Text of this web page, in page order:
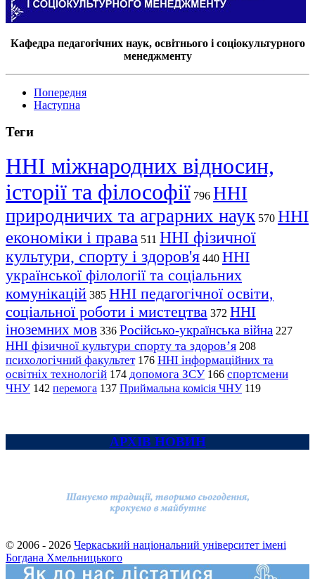
Кафедра педагогічних наук, освітнього і соціокультурного
менеджменту
Попередня
Наступна
Теги
ННІ міжнародних відносин,
історії та філософії 796 ННІ
природничих та аграрних наук 570 ННІ
економіки і права 511 ННІ фізичної
культури, спорту і здоров'я 440 ННІ
української філології та соціальних
комунікацій 385 ННІ педагогічної освіти,
соціальної роботи і мистецтва 372 ННІ
іноземних мов 336 Російсько-українська війна 227
ННІ фізичної культури спорту та здоров’я 208
психологічний факультет 176 ННІ інформаційних та
освітніх технологій 174 допомога ЗСУ 166 спортсмени
ЧНУ 142 перемога 137 Приймальна комісія ЧНУ 119
АРХІВ НОВИН
© 2006 - 2026 Черкаський національний університет імені
Богдана Хмельницького